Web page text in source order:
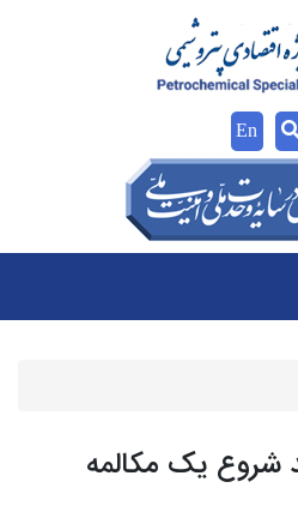
En
شروع یک مکالمه